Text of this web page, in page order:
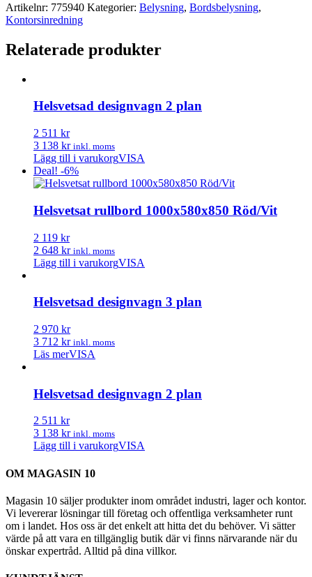
Artikelnr: 775940 Kategorier: Belysning, Bordsbelysning,
Kontorsinredning
Relaterade produkter
Helsvetsad designvagn 2 plan
2 511 kr
3 138 kr inkl. moms
Lägg till i varukorgVISA
Deal! -6%
Helsvetsat rullbord 1000x580x850 Röd/Vit
2 119 kr
2 648 kr inkl. moms
Lägg till i varukorgVISA
Helsvetsad designvagn 3 plan
2 970 kr
3 712 kr inkl. moms
Läs merVISA
Helsvetsad designvagn 2 plan
2 511 kr
3 138 kr inkl. moms
Lägg till i varukorgVISA
OM MAGASIN 10
Magasin 10 säljer produkter inom området industri, lager och kontor.
Vi levererar lösningar till företag och offentliga verksamheter runt
om i landet. Hos oss är det enkelt att hitta det du behöver. Vi sätter
värde på att vara en tillgänglig butik där vi finns närvarande när du
önskar expertråd. Alltid på dina villkor.